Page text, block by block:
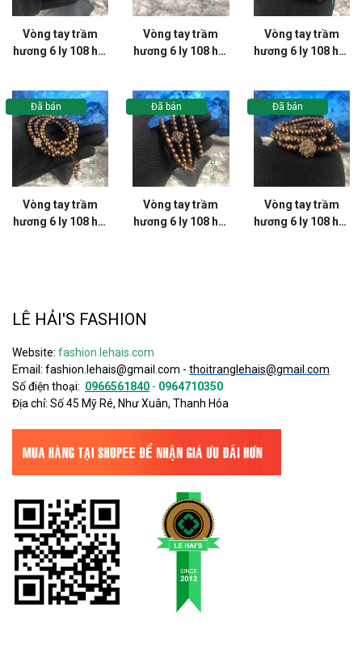
Vòng tay trầm
hương 6 ly 108 hạt
VT105LHFA
Vòng tay trầm
hương 6 ly 108 hạt
Giá - VT104LHFA
Vòng tay trầm
hương 6 ly 108 hạt
VT103LHFA
Vòng tay trầm
hương 6 ly 108 hạt
Đã bán
Vòng tay trầm
hương 6 ly 108 hạt
Đã bán
Vòng tay trầm
hương 6 ly 108 hạt
Đã bán
LÊ HẢI'S FASHION
Website: fashion.lehais.com
Email: fashion.lehais@gmail.com - thoitranglehais@gmail.com
Số điện thoại: 0966561840 - 0964710350
Địa chỉ: Số 45 Mỹ Ré, Như Xuân, Thanh Hóa